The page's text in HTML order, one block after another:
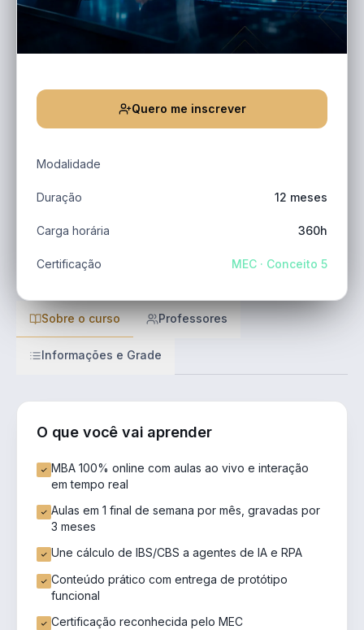
Sobre o curso Professores
Informações e Grade
O que você vai aprender
MBA 100% online com aulas ao vivo e interação
em tempo real
Aulas em 1 final de semana por mês, gravadas por
3 meses
Une cálculo de IBS/CBS a agentes de IA e RPA
Conteúdo prático com entrega de protótipo
funcional
Certificação reconhecida pelo MEC
Quero me inscrever
Modalidade
Duração 12 meses
Carga horária 360h
Certificação MEC · Conceito 5